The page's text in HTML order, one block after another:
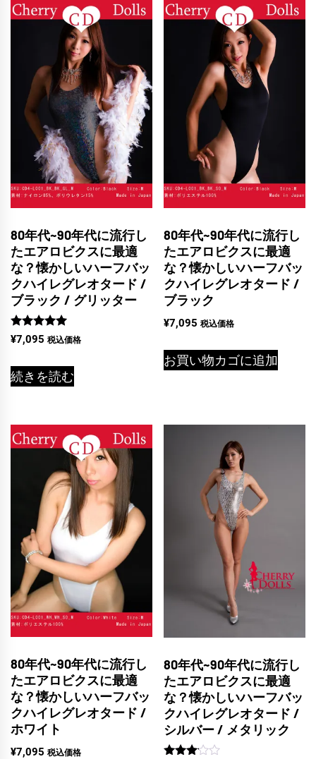
80年代~90年代に流行し
たエアロビクスに最適
な？懐かしいハーフバッ
クハイレグレオタード /
ブラック / グリッター
5段階中
5.00
¥7,095 税込価格
続きを読む
80年代~90年代に流行し
たエアロビクスに最適
な？懐かしいハーフバッ
クハイレグレオタード /
ブラック
¥7,095 税込価格
お買い物カゴに追加
80年代~90年代に流行し
たエアロビクスに最適
な？懐かしいハーフバッ
クハイレグレオタード /
ホワイト
¥7,095 税込価格
80年代~90年代に流行し
たエアロビクスに最適
な？懐かしいハーフバッ
クハイレグレオタード /
シルバー / メタリック